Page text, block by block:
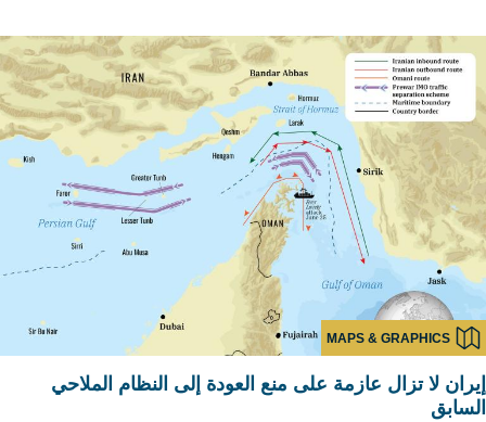
MAPS & GRAPHICS
إيران لا تزال عازمة على منع العودة إلى النظام الملاحي
السابق